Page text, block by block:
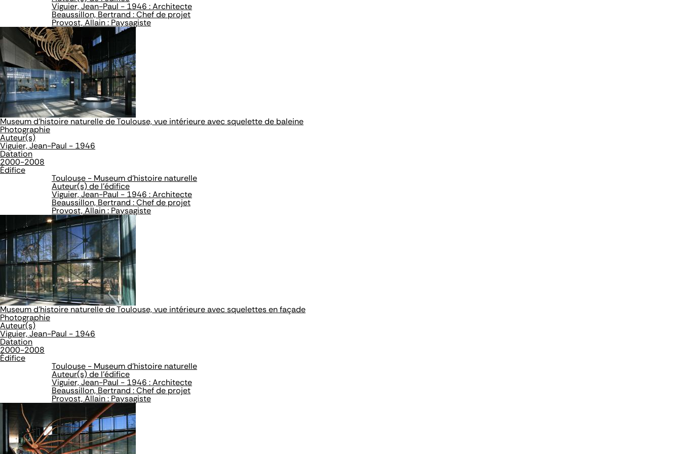
Viguier, Jean-Paul - 1946 : Architecte
Beaussillon, Bertrand : Chef de projet
Provost, Allain : Paysagiste
Museum d'histoire naturelle de Toulouse, vue intérieure avec squelette de baleine
Photographie
Auteur(s)
Viguier, Jean-Paul - 1946
Datation
2000-2008
Édifice
Toulouse - Museum d'histoire naturelle
Auteur(s) de l'édifice
Viguier, Jean-Paul - 1946 : Architecte
Beaussillon, Bertrand : Chef de projet
Provost, Allain : Paysagiste
Museum d'histoire naturelle de Toulouse, vue intérieure avec squelettes en façade
Photographie
Auteur(s)
Viguier, Jean-Paul - 1946
Datation
2000-2008
Édifice
Toulouse - Museum d'histoire naturelle
Auteur(s) de l'édifice
Viguier, Jean-Paul - 1946 : Architecte
Beaussillon, Bertrand : Chef de projet
Provost, Allain : Paysagiste